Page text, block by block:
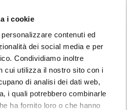
i cookie
contenuti ed
dei social media e per
Condividiamo inoltre
cui utilizza il nostro sito con i
di analisi dei dati web,
i quali potrebbero combinarle
ha fornito loro o che hanno
Basket Pesaro vs
Basket